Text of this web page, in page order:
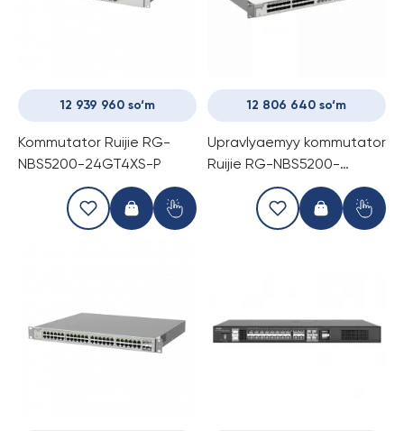
12 939 960 so‘m
Kommutator Ruijie RG-
NBS5200-24GT4XS-P
12 806 640 so‘m
Upravlyaemyy kommutator
Ruijie RG-NBS5200-
24SFP/8GT4XS